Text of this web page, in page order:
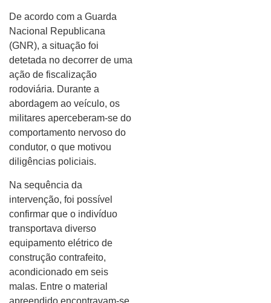
De acordo com a Guarda
Nacional Republicana
(GNR), a situação foi
detetada no decorrer de uma
ação de fiscalização
rodoviária. Durante a
abordagem ao veículo, os
militares aperceberam-se do
comportamento nervoso do
condutor, o que motivou
diligências policiais.
Na sequência da
intervenção, foi possível
confirmar que o indivíduo
transportava diverso
equipamento elétrico de
construção contrafeito,
acondicionado em seis
malas. Entre o material
apreendido encontravam-se